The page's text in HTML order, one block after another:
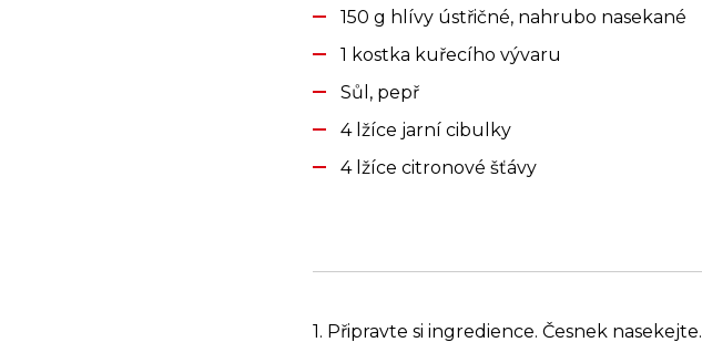
150 g hlívy ústřičné, nahrubo nasekané
1 kostka kuřecího vývaru
Sůl, pepř
4 lžíce jarní cibulky
4 lžíce citronové šťávy
1. Připravte si ingredience. Česnek nasekejte.